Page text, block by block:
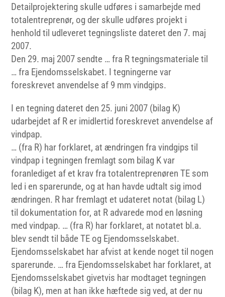
Detailprojektering skulle udføres i samarbejde med
totalentreprenør, og der skulle udføres projekt i
henhold til udleveret tegningsliste dateret den 7. maj
2007.
Den 29. maj 2007 sendte … fra R tegningsmateriale til
… fra Ejendomsselskabet. I tegningerne var
foreskrevet anvendelse af 9 mm vindgips.
I en tegning dateret den 25. juni 2007 (bilag K)
udarbejdet af R er imidlertid foreskrevet anvendelse af
vindpap.
… (fra R) har forklaret, at ændringen fra vindgips til
vindpap i tegningen fremlagt som bilag K var
foranlediget af et krav fra totalentreprenøren TE som
led i en sparerunde, og at han havde udtalt sig imod
ændringen. R har fremlagt et udateret notat (bilag L)
til dokumentation for, at R advarede mod en løsning
med vindpap. … (fra R) har forklaret, at notatet bl.a.
blev sendt til både TE og Ejendomsselskabet.
Ejendomsselskabet har afvist at kende noget til nogen
sparerunde. … fra Ejendomsselskabet har forklaret, at
Ejendomsselskabet givetvis har modtaget tegningen
(bilag K), men at han ikke hæftede sig ved, at der nu